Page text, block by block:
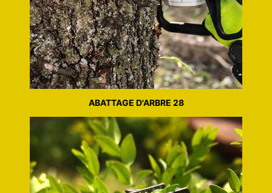
ABATTAGE D'ARBRE 28